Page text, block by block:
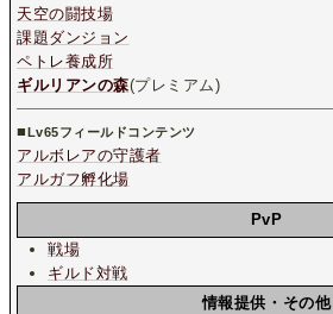
天空の闘技場
課題ダンジョン
ペトレ養成所
ギルリアンの森(プレミアム)
■Lv65フィールドコンテンツ
アルボレアの守護者
アルガフ孵化場
PvP
戦場
ギルド対戦
情報提供・その他